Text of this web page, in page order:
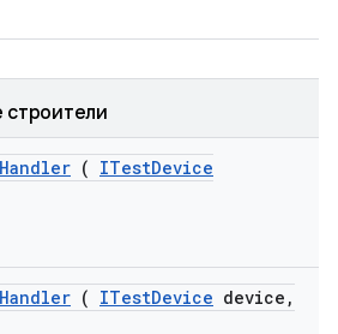
строители
Handler ( ITestDevice
Handler ( ITestDevice device ,